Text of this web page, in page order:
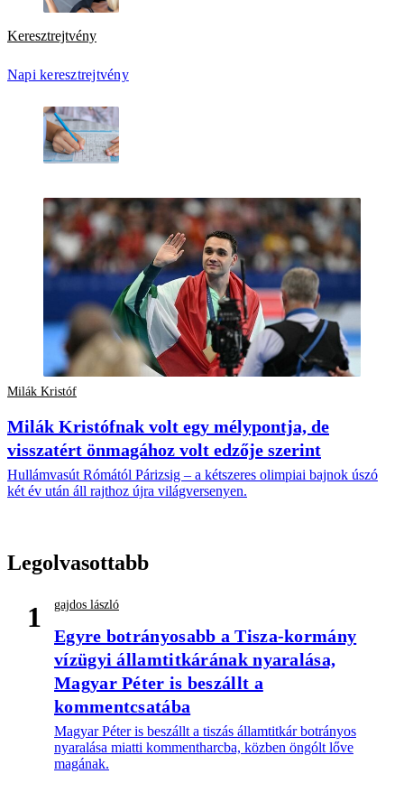
Keresztrejtvény
Napi keresztrejtvény
Milák Kristóf
Milák Kristófnak volt egy mélypontja, de
visszatért önmagához volt edzője szerint
Hullámvasút Rómától Párizsig – a kétszeres olimpiai bajnok úszó
két év után áll rajthoz újra világversenyen.
Legolvasottabb
1 gajdos lászló
Egyre botrányosabb a Tisza-kormány
vízügyi államtitkárának nyaralása,
Magyar Péter is beszállt a
kommentcsatába
Magyar Péter is beszállt a tiszás államtitkár botrányos
nyaralása miatti kommentharcba, közben öngólt lőve
magának.